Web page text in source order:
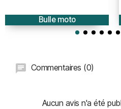
Bulle moto
Commentaires (0)
Aucun avis n'a été